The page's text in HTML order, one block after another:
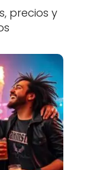
precios y